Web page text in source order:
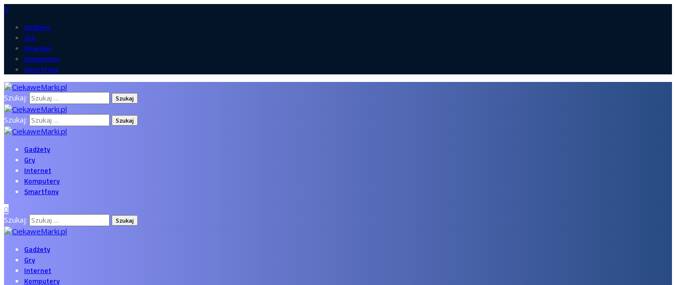
0
Gadżety
Gry
Internet
Komputery
Smartfony
Szukaj:
Szukaj:
Gadżety
Gry
Internet
Komputery
Smartfony
0
Szukaj:
Gadżety
Gry
Internet
Komputery